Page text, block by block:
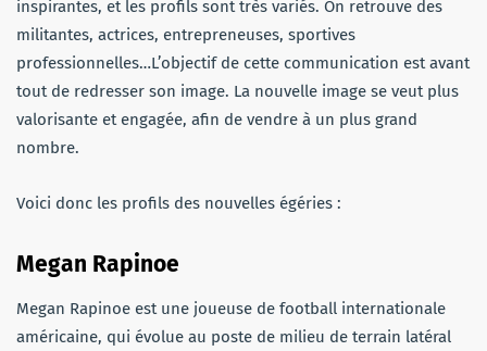
inspirantes, et les profils sont très variés. On retrouve des
militantes, actrices, entrepreneuses, sportives
professionnelles…L’objectif de cette communication est avant
tout de redresser son image. La nouvelle image se veut plus
valorisante et engagée, afin de vendre à un plus grand
nombre.
Voici donc les profils des nouvelles égéries :
Megan Rapinoe
Megan Rapinoe est une joueuse de football internationale
américaine, qui évolue au poste de milieu de terrain latéral